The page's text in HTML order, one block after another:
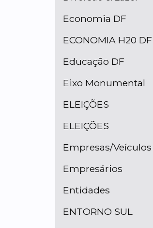
Economia DF
ECONOMIA H20 DF
Educação DF
Eixo Monumental
ELEIÇÕES
ELEIÇÕES
Empresas/Veículos
Empresários
Entidades
ENTORNO SUL